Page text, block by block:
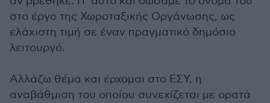
στο έργο της Χωροταξικής Οργάνωσης, ως
ελάχιστη τιμή σε έναν πραγματικό δημόσιο
λειτουργό.
Αλλάζω θέμα και έρχομαι στο ΕΣΥ, η
αναβάθμιση του οποίου συνεχίζεται με ορατά